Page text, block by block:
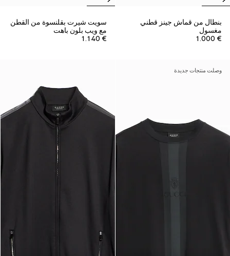
بنطال من قماش جينز قطني
مغسول
€ 1.000
سويت شيرت بقلنسوة من القطن
مع ويب بلون باهت
€ 1.140
وصلت منتجات جديدة